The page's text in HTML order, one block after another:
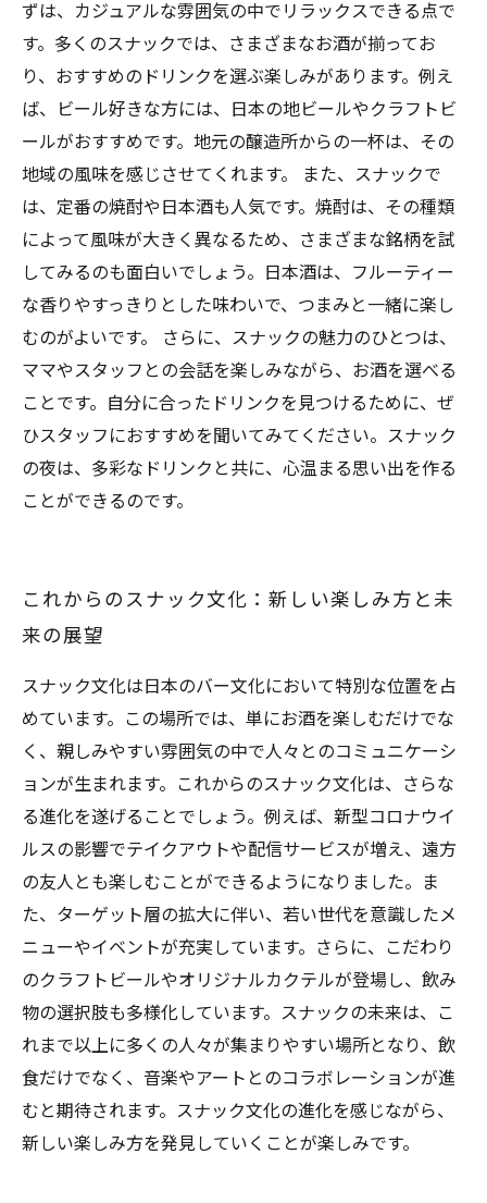
ずは、カジュアルな雰囲気の中でリラックスできる点で
す。多くのスナックでは、さまざまなお酒が揃ってお
り、おすすめのドリンクを選ぶ楽しみがあります。例え
ば、ビール好きな方には、日本の地ビールやクラフトビ
ールがおすすめです。地元の醸造所からの一杯は、その
地域の風味を感じさせてくれます。 また、スナックで
は、定番の焼酎や日本酒も人気です。焼酎は、その種類
によって風味が大きく異なるため、さまざまな銘柄を試
してみるのも面白いでしょう。日本酒は、フルーティー
な香りやすっきりとした味わいで、つまみと一緒に楽し
むのがよいです。 さらに、スナックの魅力のひとつは、
ママやスタッフとの会話を楽しみながら、お酒を選べる
ことです。自分に合ったドリンクを見つけるために、ぜ
ひスタッフにおすすめを聞いてみてください。スナック
の夜は、多彩なドリンクと共に、心温まる思い出を作る
ことができるのです。
これからのスナック文化：新しい楽しみ方と未
来の展望
スナック文化は日本のバー文化において特別な位置を占
めています。この場所では、単にお酒を楽しむだけでな
く、親しみやすい雰囲気の中で人々とのコミュニケーシ
ョンが生まれます。これからのスナック文化は、さらな
る進化を遂げることでしょう。例えば、新型コロナウイ
ルスの影響でテイクアウトや配信サービスが増え、遠方
の友人とも楽しむことができるようになりました。ま
た、ターゲット層の拡大に伴い、若い世代を意識したメ
ニューやイベントが充実しています。さらに、こだわり
のクラフトビールやオリジナルカクテルが登場し、飲み
物の選択肢も多様化しています。スナックの未来は、こ
れまで以上に多くの人々が集まりやすい場所となり、飲
食だけでなく、音楽やアートとのコラボレーションが進
むと期待されます。スナック文化の進化を感じながら、
新しい楽しみ方を発見していくことが楽しみです。